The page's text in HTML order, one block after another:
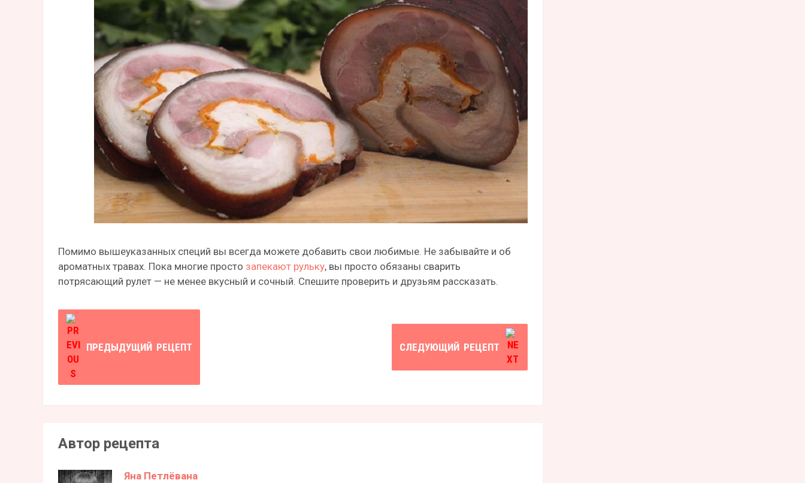
Помимо вышеуказанных специй вы всегда можете добавить свои любимые. Не забывайте и об
ароматных травах. Пока многие просто запекают рульку, вы просто обязаны сварить
потрясающий рулет — не менее вкусный и сочный. Спешите проверить и друзьям рассказать.
ПРЕДЫДУЩИЙ РЕЦЕПТ СЛЕДУЮЩИЙ РЕЦЕПТ
Автор рецепта
Яна Петлёвана